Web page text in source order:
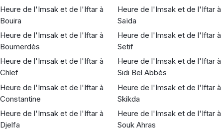
Heure de l'Imsak et de l'Iftar à
Bouira
Heure de l'Imsak et de l'Iftar à
Boumerdès
Heure de l'Imsak et de l'Iftar à
Chlef
Heure de l'Imsak et de l'Iftar à
Constantine
Heure de l'Imsak et de l'Iftar à
Djelfa
Heure de l'Imsak et de l'Iftar à
Saïda
Heure de l'Imsak et de l'Iftar à
Setif
Heure de l'Imsak et de l'Iftar à
Sidi Bel Abbès
Heure de l'Imsak et de l'Iftar à
Skikda
Heure de l'Imsak et de l'Iftar à
Souk Ahras